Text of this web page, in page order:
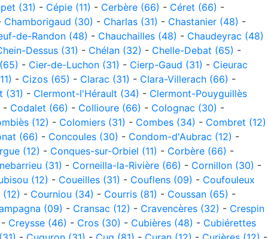
(31) - Cépie (11) - Cerbère (66) - Céret (66) -
Chamborigaud (30) - Charlas (31) - Chastanier (48) -
de-Randon (48) - Chauchailles (48) - Chaudeyrac (48)
Dessus (31) - Chélan (32) - Chelle-Debat (65) -
- Cier-de-Luchon (31) - Cierp-Gaud (31) - Cieurac
- Cizos (65) - Clarac (31) - Clara-Villerach (66) -
(31) - Clermont-l'Hérault (34) - Clermont-Pouyguillès
- Codalet (66) - Collioure (66) - Colognac (30) -
(12) - Colomiers (31) - Combes (34) - Combret (12)
(66) - Concoules (30) - Condom-d'Aubrac (12) -
(12) - Conques-sur-Orbiel (11) - Corbère (66) -
(31) - Corneilla-la-Rivière (66) - Cornillon (30) -
(12) - Coueilles (31) - Couflens (09) - Coufouleux
- Courniou (34) - Courris (81) - Coussan (65) -
(09) - Cransac (12) - Cravencères (32) - Crespin
- Creysse (46) - Cros (30) - Cubières (48) - Cubiérettes